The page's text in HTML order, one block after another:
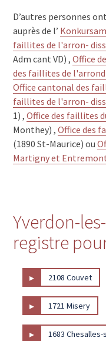
1347 Le Sentier
1346 Les Bioux
1345 Le Séchey
1345 Le Lieu
1344 L'Abbaye
1343 Les
1342 Le Pont
1341 L'Orient
1338 Ballaigues
1337 Vallorbe
1329 Bretonnières
1326 Juriens
1322 Croy
1321 Arnex-sur-Orbe
1307 Lussery-Villars
1306 Daillens
1305 Penthalaz
1303 Penthaz
1148 La Praz
1088 Ropraz
1085 Vulliens
D’autres personnes
auprès de l’
faillites de l'arron-
Adm cant VD) ,Office
des faillites de
Office cantonal des
faillites de l'arron-
1) ,Office des faillites
Monthey) ,Office des
(1890 St-Maurice) ou
Martigny et
Yverdon-
registre
▸ 2108 Couvet
▸ 1721 Misery
▸ 1683